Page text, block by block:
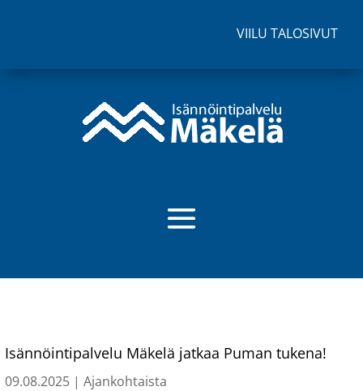
VIILU TALOSIVUT
Isännöintipalvelu Mäkelä jatkaa Puman tukena!
09.08.2025 | Ajankohtaista